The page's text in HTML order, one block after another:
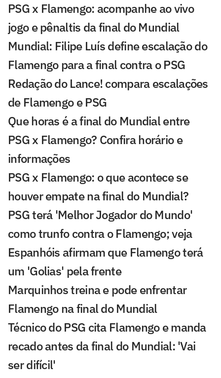
PSG x Flamengo: acompanhe ao vivo
jogo e pênaltis da final do Mundial
Mundial: Filipe Luís define escalação do
Flamengo para a final contra o PSG
Redação do Lance! compara escalações
de Flamengo e PSG
Que horas é a final do Mundial entre
PSG x Flamengo? Confira horário e
informações
PSG x Flamengo: o que acontece se
houver empate na final do Mundial?
PSG terá 'Melhor Jogador do Mundo'
como trunfo contra o Flamengo; veja
Espanhóis afirmam que Flamengo terá
um 'Golias' pela frente
Marquinhos treina e pode enfrentar
Flamengo na final do Mundial
Técnico do PSG cita Flamengo e manda
recado antes da final do Mundial: 'Vai
ser difícil'